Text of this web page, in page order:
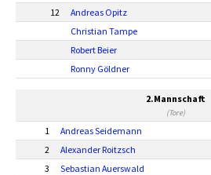
12
Andreas Opitz
Christian Tampe
Robert Beier
Ronny Göldner
2.Mannschaft
(Tore)
1 Andreas Seidemann
2
Alexander Roitzsch
3
Sebastian Auerswald